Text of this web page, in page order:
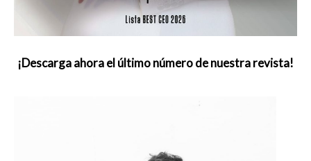
¡Descarga ahora el último número de nuestra revista!